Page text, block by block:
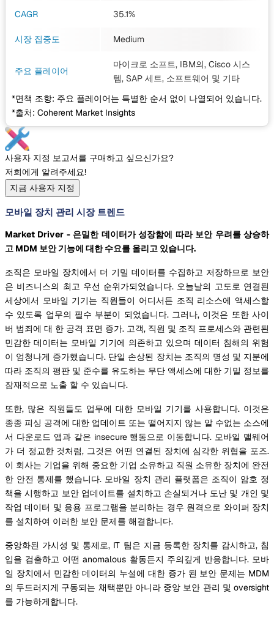
CAGR 35.1%
시장 집중도 Medium
주요 플레이어
마이크로 소프트, IBM의, Cisco 시스
템, SAP 세트, 소프트웨어 및 기타
*면책 조항: 주요 플레이어는 특별한 순서 없이 나열되어 있습니다.
*출처: Coherent Market Insights
사용자 지정 보고서를 구매하고 싶으신가요?
저희에게 알려주세요!
지금 사용자 지정
모바일 장치 관리 시장 트렌드
Market Driver - 은밀한 데이터가 성장함에 따라 보안 우려를 상승하
고 MDM 보안 기능에 대한 수요를 올리고 있습니다.
조직은 모바일 장치에서 더 기밀 데이터를 수집하고 저장하므로 보안
은 비즈니스의 최고 우선 순위가되었습니다. 오늘날의 고도로 연결된
세상에서 모바일 기기는 직원들이 어디서든 조직 리소스에 액세스할
수 있도록 업무의 필수 부분이 되었습니다. 그러나, 이것은 또한 사이
버 범죄에 대 한 공격 표면 증가. 고객, 직원 및 조직 프로세스와 관련된
민감한 데이터는 모바일 기기에 의존하고 있으며 데이터 침해의 위험
이 엄청나게 증가했습니다. 단일 손상된 장치는 조직의 명성 및 지분에
따라 조직의 평판 및 준수를 유도하는 무단 액세스에 대한 기밀 정보를
잠재적으로 노출 할 수 있습니다.
또한, 많은 직원들도 업무에 대한 모바일 기기를 사용합니다. 이것은
종종 피싱 공격에 대한 업데이트 또는 떨어지지 않는 알 수없는 소스에
서 다운로드 앱과 같은 insecure 행동으로 이동합니다. 모바일 맬웨어
가 더 정교한 것처럼, 그것은 어떤 연결된 장치에 심각한 위협을 포즈.
이 회사는 기업을 위해 중요한 기업 소유하고 직원 소유한 장치에 완전
한 안전 통제를 했습니다. 모바일 장치 관리 플랫폼은 조직이 암호 정
책을 시행하고 보안 업데이트를 설치하고 손실되거나 도난 및 개인 및
작업 데이터 및 응용 프로그램을 분리하는 경우 원격으로 와이퍼 장치
를 설치하여 이러한 보안 문제를 해결합니다.
중앙화된 가시성 및 통제로, IT 팀은 지금 등록한 장치를 감시하고, 침
입을 검출하고 어떤 anomalous 활동든지 주의깊게 반응합니다. 모바
일 장치에서 민감한 데이터의 누설에 대한 증가 된 보안 문제는 MDM
의 두드러지게 구동되는 채택뿐만 아니라 중앙 보안 관리 및 oversight
를 가능하게합니다.